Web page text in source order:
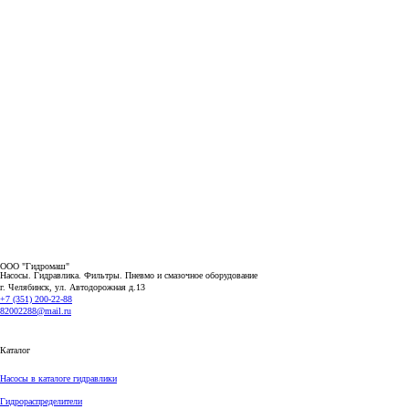
ООО "Гидромаш"
Насосы. Гидравлика. Фильтры. Пневмо и смазочное оборудование
г. Челябинск, ул. Автодорожная д.13
+7 (351) 200-22-88
82002288@mail.ru
Каталог
Насосы в каталоге гидравлики
Гидрораспределители